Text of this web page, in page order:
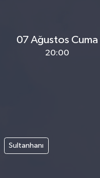
07 Ağustos Cuma
20:00
Sultanhanı